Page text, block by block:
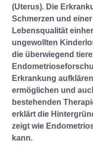
(Uterus). Die
Schmerzen und
Lebensqualität
ungewollten
die überwiegend
Erkrankung
ermöglichen und
bestehenden
erklärt die
zeigt wie
kann.